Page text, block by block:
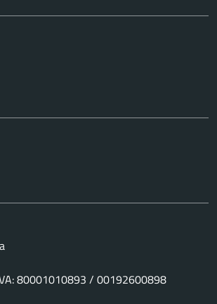
80001010893 / 00192600898